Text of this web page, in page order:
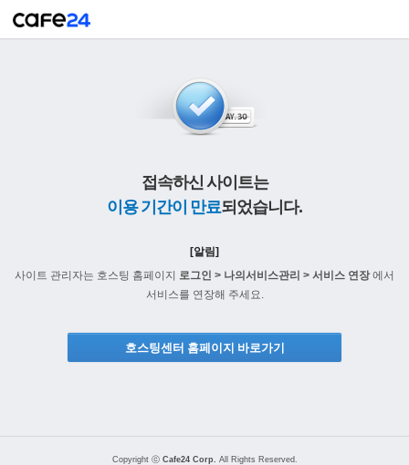
접속하신 사이트는
이용 기간이 만료되었습니다.
[알림]
사이트 관리자는 호스팅 홈페이지 로그인 > 나의서비스관리 > 서비스 연장에서
서비스를 연장해 주세요.
호스팅센터 홈페이지 바로가기
Copyright ⓒ Cafe24 Corp. All Rights Reserved.